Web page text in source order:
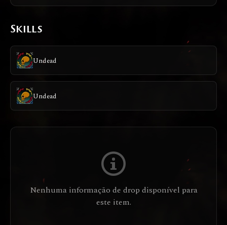
Skills
Undead
Undead
Nenhuma informação de drop disponível para
este item.